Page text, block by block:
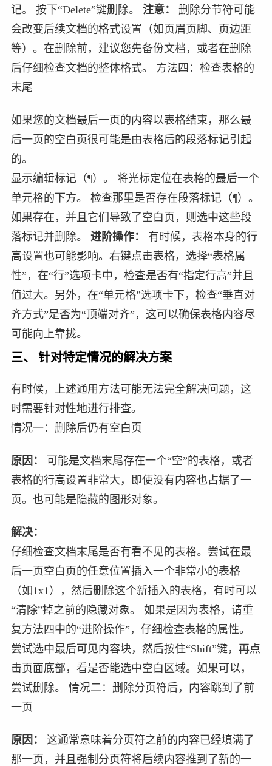
记。 按下“Delete”键删除。 注意：
删除分节符可能
会改变后续文档的格式设置（如页眉页脚、页边距
等）。在删除前，建议您先备份文档，或者在删除
后仔细检查文档的整体格式。 方法四：检查表格的
末尾
如果您的文档最后一页的内容以表格结束，那么最
后一页的空白页很可能是由表格后的段落标记引起
的。
显示编辑标记（¶）。 将光标定位在表格的最后一个
单元格的下方。 检查那里是否存在段落标记（¶）。
如果存在，并且它们导致了空白页，则选中这些段
落标记并删除。 进阶操作：
有时候，表格本身的行
高设置也可能影响。右键点击表格，选择“表格属
性”，在“行”选项卡中，检查是否有“指定行高”并且
值过大。另外，在“单元格”选项卡下，检查“垂直对
齐方式”是否为“顶端对齐”，这可以确保表格内容尽
可能向上靠拢。
三、 针对特定情况的解决方案
有时候，上述通用方法可能无法完全解决问题，这
时需要针对性地进行排查。
情况一：删除后仍有空白页
原因：
可能是文档末尾存在一个“空”的表格，或者
表格的行高设置非常大，即使没有内容也占据了一
页。也可能是隐藏的图形对象。
解决：
仔细检查文档末尾是否有看不见的表格。尝试在最
后一页空白页的任意位置插入一个非常小的表格
（如1x1），然后删除这个新插入的表格，有时可以
“清除”掉之前的隐藏对象。 如果是因为表格，请重
复方法四中的“进阶操作”，仔细检查表格的属性。
尝试选中最后可见内容块，然后按住“Shift”键，再点
击页面底部，看是否能选中空白区域。如果可以，
尝试删除。 情况二：删除分页符后，内容跳到了前
一页
原因：
这通常意味着分页符之前的内容已经填满了
那一页，并且强制分页符将后续内容推到了新的一